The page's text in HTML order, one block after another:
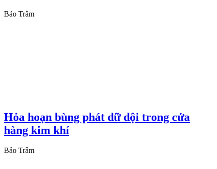
Bảo Trâm
Hỏa hoạn bùng phát dữ dội trong cửa
hàng kim khí
Bảo Trâm